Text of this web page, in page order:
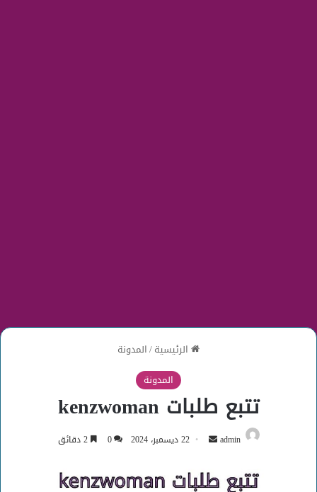
الرئيسية/المدونة
المدونة
تتبع طلبات kenzwoman
admin
أرسل
إلكترونيا
22 ديسمبر، 2024 0 2 دقائق